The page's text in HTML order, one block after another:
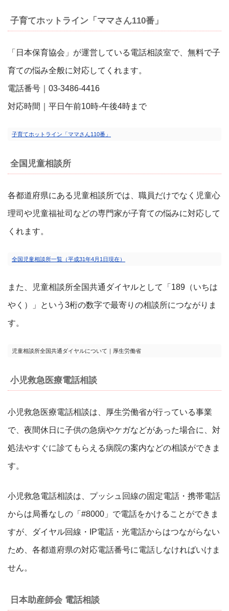
子育てホットライン「ママさん110番」
「日本保育協会」が運営している電話相談室で、無料で子
育ての悩み全般に対応してくれます。
電話番号｜03-3486-4416
対応時間｜平日午前10時-午後4時まで
子育てホットライン「ママさん110番」
全国児童相談所
各都道府県にある児童相談所では、職員だけでなく児童心
理司や児童福祉司などの専門家が子育ての悩みに対応して
くれます。
全国児童相談所一覧（平成31年4月1日現在）
また、児童相談所全国共通ダイヤルとして「189（いちは
やく）」という3桁の数字で最寄りの相談所につながりま
す。
児童相談所全国共通ダイヤルについて｜厚生労働省
小児救急医療電話相談
小児救急医療電話相談は、厚生労働省が行っている事業
で、夜間休日に子供の急病やケガなどがあった場合に、対
処法やすぐに診てもらえる病院の案内などの相談ができま
す。
小児救急電話相談は、プッシュ回線の固定電話・携帯電話
からは局番なしの「#8000」で電話をかけることができま
すが、ダイヤル回線・IP電話・光電話からはつながらない
ため、各都道府県の対応電話番号に電話しなければいけま
せん。
日本助産師会 電話相談